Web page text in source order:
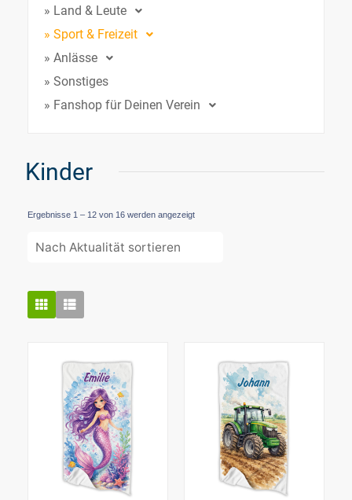
» Land & Leute
» Sport & Freizeit
» Anlässe
» Sonstiges
» Fanshop für Deinen Verein
Kinder
Ergebnisse 1 – 12 von 16 werden angezeigt